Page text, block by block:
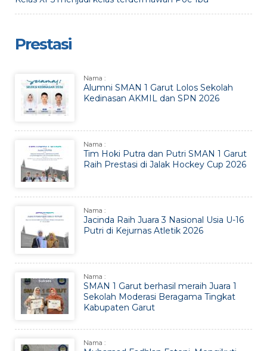
Prestasi
Nama :
Alumni SMAN 1 Garut Lolos Sekolah
Kedinasan AKMIL dan SPN 2026
Nama :
Tim Hoki Putra dan Putri SMAN 1 Garut
Raih Prestasi di Jalak Hockey Cup 2026
Nama :
Jacinda Raih Juara 3 Nasional Usia U-16
Putri di Kejurnas Atletik 2026
Nama :
SMAN 1 Garut berhasil meraih Juara 1
Sekolah Moderasi Beragama Tingkat
Kabupaten Garut
Nama :